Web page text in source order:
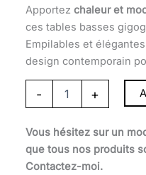
Apportez chaleur et
ces tables basses
Empilables et
design contemporain
- +
Vous hésitez sur un
que tous nos produits
Contactez-moi.